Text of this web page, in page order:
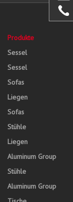
Produkte
Sessel
Sessel
Sofas
Liegen
Sofas
Stühle
Liegen
Aluminum Group
Stühle
Aluminum Group